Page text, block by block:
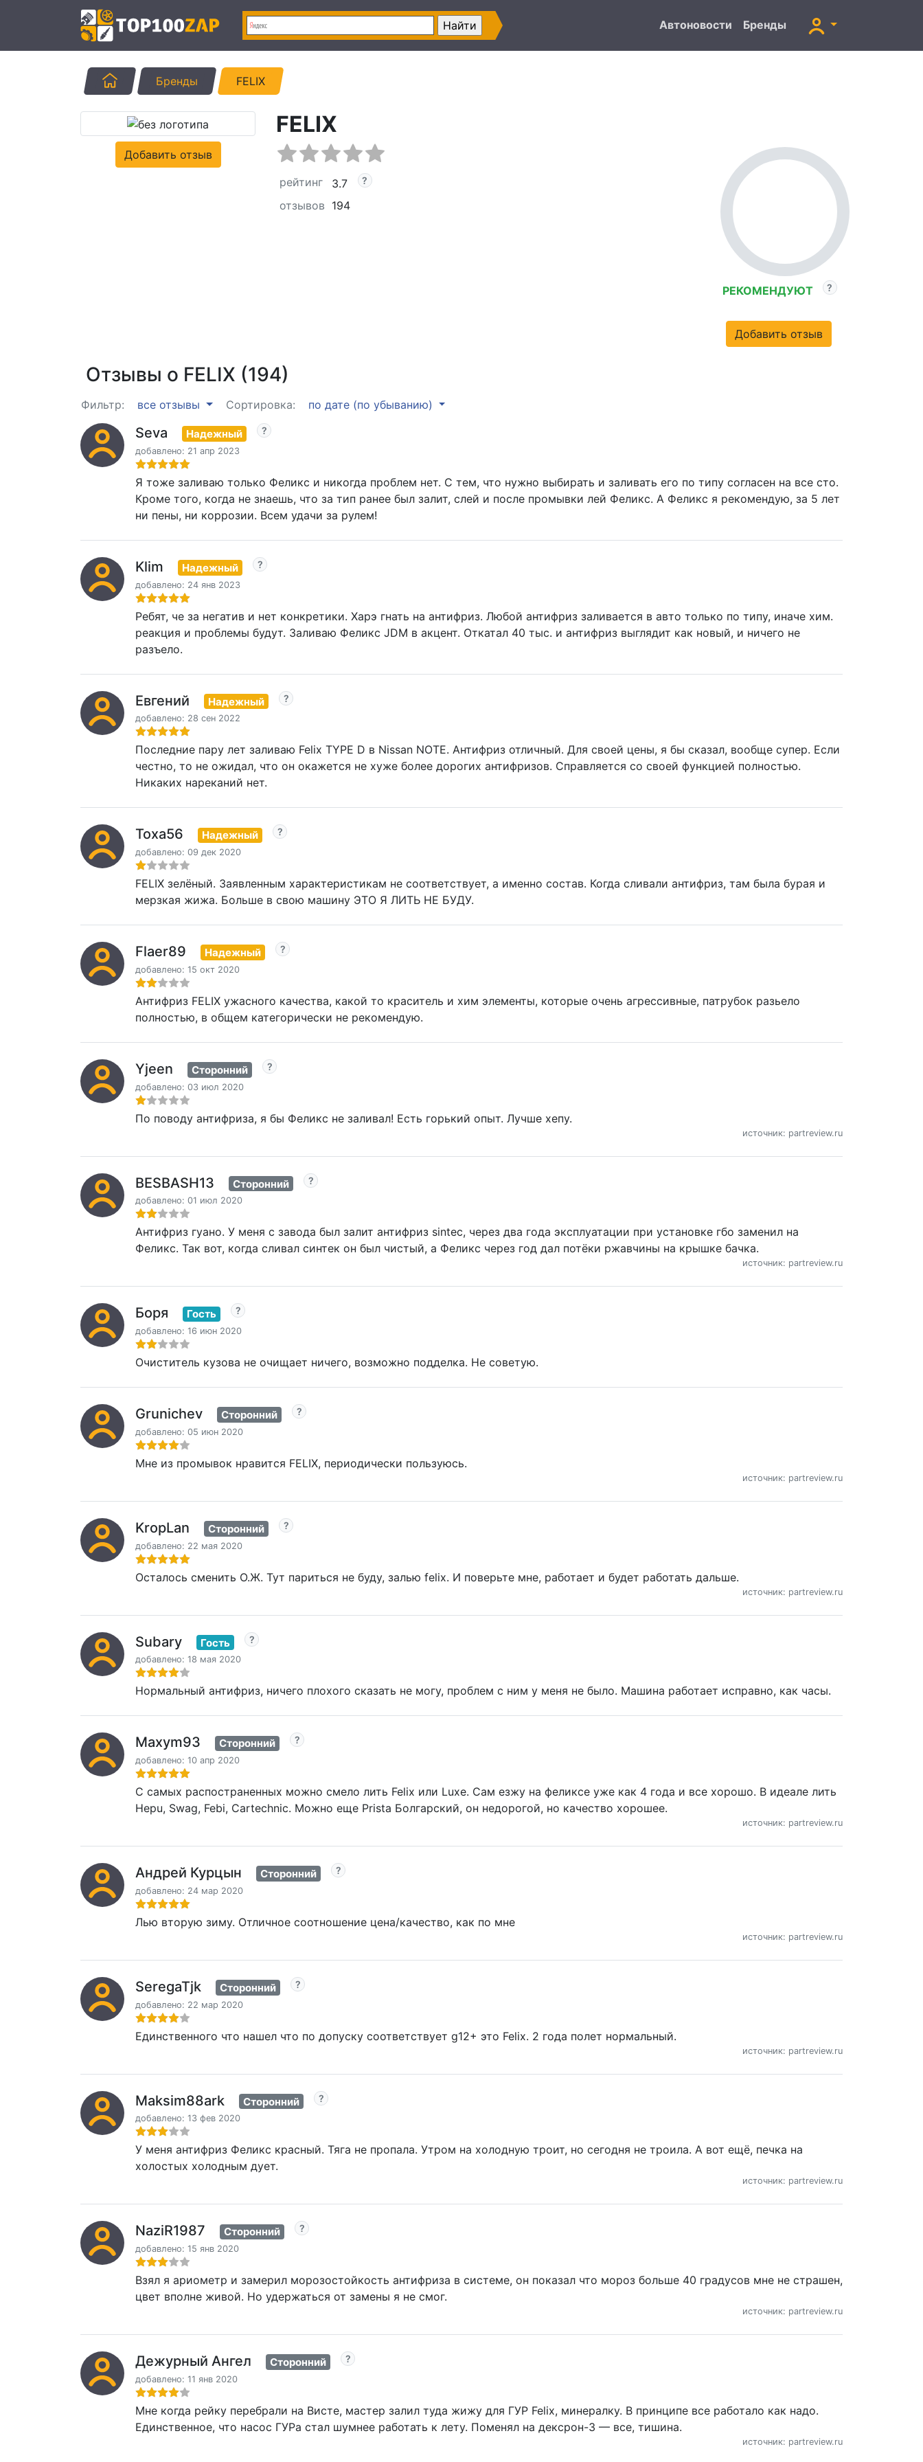
Автоновости Бренды
ГлавнаяБренды FELIX
Добавить отзыв
FELIX
рейтинг
3.7
отзывов 194
РЕКОМЕНДУЮТ
Добавить отзыв
Отзывы о FELIX (194)
Фильтр: все отзывы Сортировка: по дате (по убыванию)
Seva Надежный
добавлено: 21 апр 2023
Я тоже заливаю только Феликс и никогда проблем нет. С тем, что нужно выбирать и заливать его по типу согласен на все сто.
Кроме того, когда не знаешь, что за тип ранее был залит, слей и после промывки лей Феликс. А Феликс я рекомендую, за 5 лет
ни пены, ни коррозии. Всем удачи за рулем!
Klim Надежный
добавлено: 24 янв 2023
Ребят, че за негатив и нет конкретики. Харэ гнать на антифриз. Любой антифриз заливается в авто только по типу, иначе хим.
реакция и проблемы будут. Заливаю Феликс JDM в акцент. Откатал 40 тыс. и антифриз выглядит как новый, и ничего не
разъело.
Евгений Надежный
добавлено: 28 сен 2022
Последние пару лет заливаю Felix TYPE D в Nissan NOTE. Антифриз отличный. Для своей цены, я бы сказал, вообще супер. Если
честно, то не ожидал, что он окажется не хуже более дорогих антифризов. Справляется со своей функцией полностью.
Никаких нареканий нет.
Тоха56 Надежный
добавлено: 09 дек 2020
FELIX зелёный. Заявленным характеристикам не соответствует, а именно состав. Когда сливали антифриз, там была бурая и
мерзкая жижа. Больше в свою машину ЭТО Я ЛИТЬ НЕ БУДУ.
Flaer89 Надежный
добавлено: 15 окт 2020
Антифриз FELIX ужасного качества, какой то краситель и хим элементы, которые очень агрессивные, патрубок разьело
полностью, в общем категорически не рекомендую.
Yjeen Сторонний
добавлено: 03 июл 2020
По поводу антифриза, я бы Феликс не заливал! Есть горький опыт. Лучше хепу.
источник: partreview.ru
BESBASH13 Сторонний
добавлено: 01 июл 2020
Антифриз гуано. У меня с завода был залит антифриз sintec, через два года эксплуатации при установке гбо заменил на
Феликс. Так вот, когда сливал синтек он был чистый, а Феликс через год дал потёки ржавчины на крышке бачка.
источник: partreview.ru
Боря Гость
добавлено: 16 июн 2020
Очиститель кузова не очищает ничего, возможно подделка. Не советую.
Grunichev Сторонний
добавлено: 05 июн 2020
Мне из промывок нравится FELIX, периодически пользуюсь.
источник: partreview.ru
KropLan Сторонний
добавлено: 22 мая 2020
Осталось сменить О.Ж. Тут париться не буду, залью felix. И поверьте мне, работает и будет работать дальше.
источник: partreview.ru
Subary Гость
добавлено: 18 мая 2020
Нормальный антифриз, ничего плохого сказать не могу, проблем с ним у меня не было. Машина работает исправно, как часы.
Maxym93 Сторонний
добавлено: 10 апр 2020
С самых распостраненных можно смело лить Felix или Luxe. Сам езжу на феликсе уже как 4 года и все хорошо. В идеале лить
Hepu, Swag, Febi, Cartechnic. Можно еще Prista Болгарский, он недорогой, но качество хорошее.
источник: partreview.ru
Андрей Курцын Сторонний
добавлено: 24 мар 2020
Лью вторую зиму. Отличное соотношение цена/качество, как по мне
источник: partreview.ru
SeregaTjk Сторонний
добавлено: 22 мар 2020
Единственного что нашел что по допуску соответствует g12+ это Felix. 2 года полет нормальный.
источник: partreview.ru
Maksim88ark Сторонний
добавлено: 13 фев 2020
У меня антифриз Феликс красный. Тяга не пропала. Утром на холодную троит, но сегодня не троила. А вот ещё, печка на
холостых холодным дует.
источник: partreview.ru
NaziR1987 Сторонний
добавлено: 15 янв 2020
Взял я ариометр и замерил морозостойкость антифриза в системе, он показал что мороз больше 40 градусов мне не страшен,
цвет вполне живой. Но удержаться от замены я не смог.
источник: partreview.ru
Дежурный Ангел Сторонний
добавлено: 11 янв 2020
Мне когда рейку перебрали на Висте, мастер залил туда жижу для ГУР Felix, минералку. В принципе все работало как надо.
Единственное, что насос ГУРа стал шумнее работать к лету. Поменял на дексрон-3 — все, тишина.
источник: partreview.ru